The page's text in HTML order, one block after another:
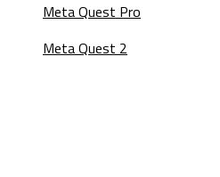
Meta Quest Pro
Meta Quest 2